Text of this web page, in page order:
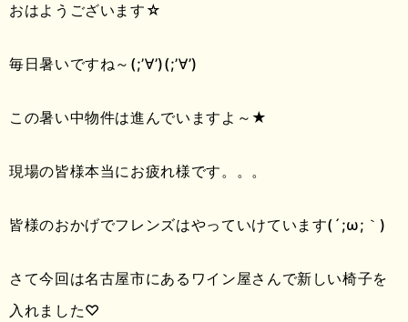
おはようございます☆
毎日暑いですね～(;’∀’)(;’∀’)
この暑い中物件は進んでいますよ～★
現場の皆様本当にお疲れ様です。。。
皆様のおかげでフレンズはやっていけています(´;ω;｀)
さて今回は名古屋市にあるワイン屋さんで新しい椅子を
入れました♡